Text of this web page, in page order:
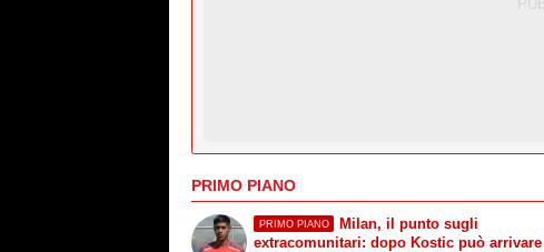
PRIMO PIANO
PRIMO PIANO
Milan, il punto sugli
extracomunitari: dopo Kostic può arrivare